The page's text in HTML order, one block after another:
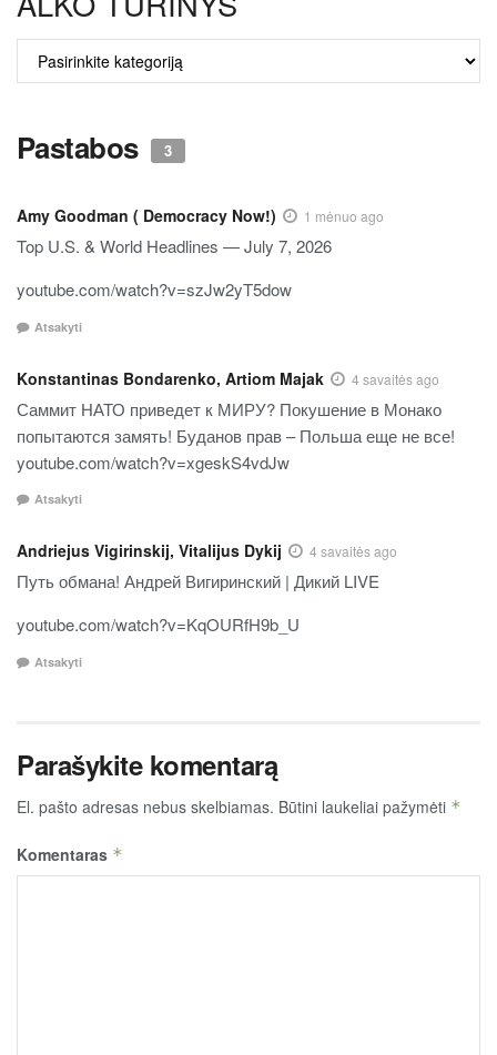
ALKO
TURINYS
Pastabos 3
Amy Goodman ( Democracy Now!) 1 mėnuo ago
Top U.S. & World Headlines — July 7, 2026
youtube.com/watch?v=szJw2yT5dow
Atsakyti
Konstantinas Bondarenko, Artiom Majak 4 savaitės ago
Саммит НАТО приведет к МИРУ? Покушение в Монако
попытаются замять! Буданов прав – Польша еще не все!
youtube.com/watch?v=xgeskS4vdJw
Atsakyti
Andriejus Vigirinskij, Vitalijus Dykij 4 savaitės ago
Путь обмана! Андрей Вигиринский | Дикий LIVE
youtube.com/watch?v=KqOURfH9b_U
Atsakyti
Parašykite komentarą
El. pašto adresas nebus skelbiamas. Būtini laukeliai pažymėti *
Komentaras *